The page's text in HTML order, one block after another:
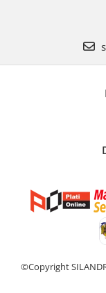
©Copyright